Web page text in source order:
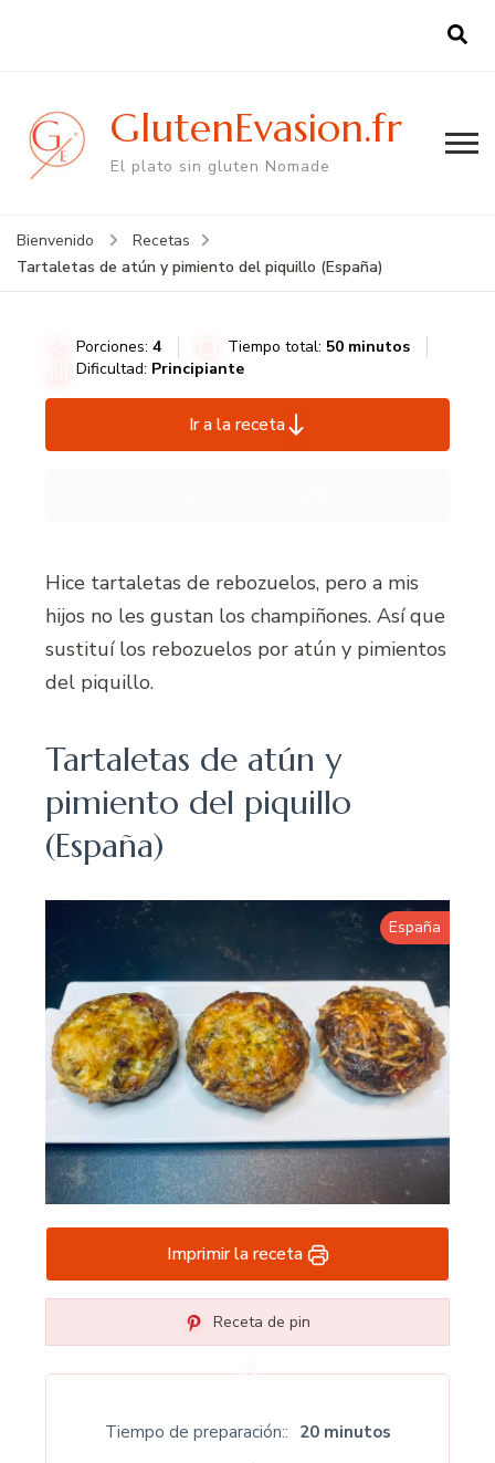
GlutenEvasion.fr
El plato sin gluten Nomade
Bienvenido
Recetas
Tartaletas de atún y pimiento del piquillo (España)
Porciones:4 Tiempo total: 50 minutos
Dificultad: Principiante
Ir a la receta
Hice tartaletas de rebozuelos, pero a mis
hijos no les gustan los champiñones. Así que
sustituí los rebozuelos por atún y pimientos
del piquillo.
Tartaletas de atún y
pimiento del piquillo
(España)
España
Imprimir la receta
Receta de pin
Tiempo de preparación:
20 minutos